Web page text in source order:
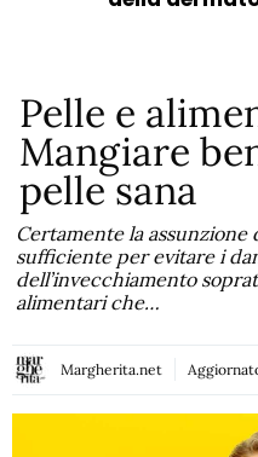
Pelle e
Mangiare
pelle sana
Certamente la
sufficiente per evitare i
dell’invecchiamento
alimentari che…
Margherita.net